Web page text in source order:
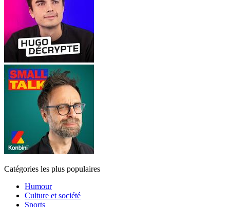
Catégories les plus populaires
Humour
Culture et société
Sports